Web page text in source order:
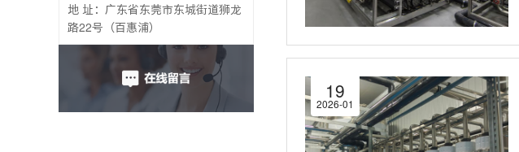
19
2026-01
地 址：广东省东莞市东城街道狮龙
路22号（百惠浦）